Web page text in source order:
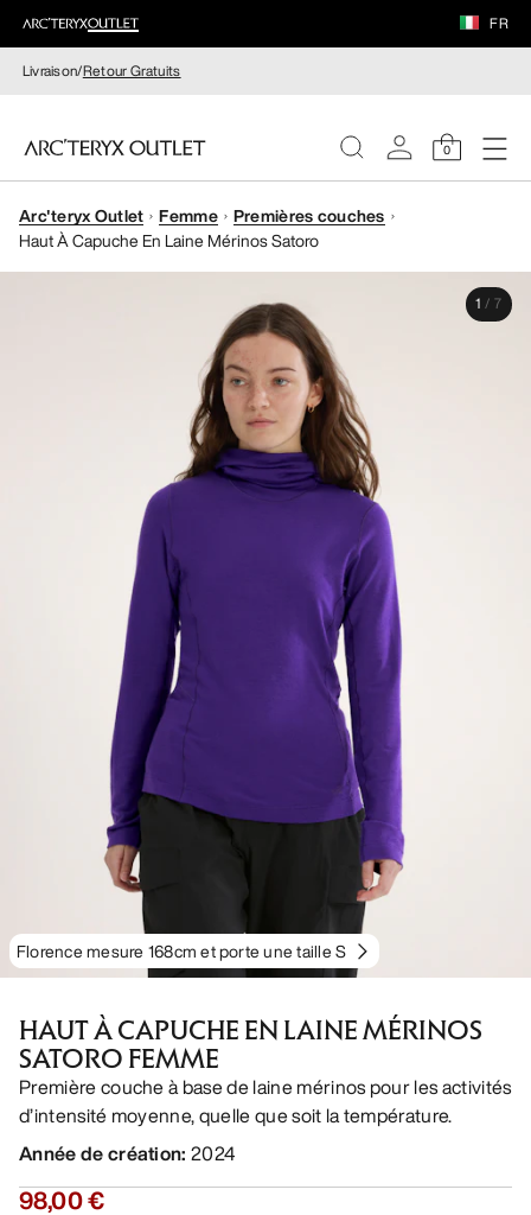
FR
Livraison/Retour Gratuits
0
FEMME
Arc'teryx Outlet Femme
Premières couches
Haut À Capuche En Laine Mérinos Satoro
Florence mesure 168cm et porte une taille S
1 / 7
HAUT À CAPUCHE EN LAINE MÉRINOS
SATORO FEMME
Première couche à base de laine mérinos pour les activités
d’intensité moyenne, quelle que soit la température.
Année de création: 2024
98,00 €